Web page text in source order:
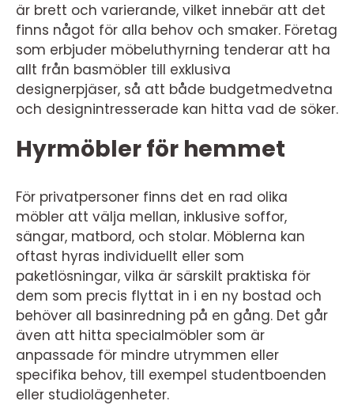
är brett och varierande, vilket innebär att det
finns något för alla behov och smaker. Företag
som erbjuder möbeluthyrning tenderar att ha
allt från basmöbler till exklusiva
designerpjäser, så att både budgetmedvetna
och designintresserade kan hitta vad de söker.
Hyrmöbler för hemmet
För privatpersoner finns det en rad olika
möbler att välja mellan, inklusive soffor,
sängar, matbord, och stolar. Möblerna kan
oftast hyras individuellt eller som
paketlösningar, vilka är särskilt praktiska för
dem som precis flyttat in i en ny bostad och
behöver all basinredning på en gång. Det går
även att hitta specialmöbler som är
anpassade för mindre utrymmen eller
specifika behov, till exempel studentboenden
eller studiolägenheter.